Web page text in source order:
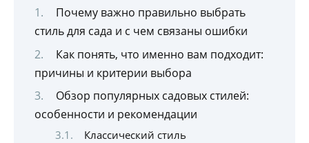
Почему важно правильно выбрать
стиль для сада и с чем связаны ошибки
Как понять, что именно вам подходит:
причины и критерии выбора
Обзор популярных садовых стилей:
особенности и рекомендации
Классический стиль